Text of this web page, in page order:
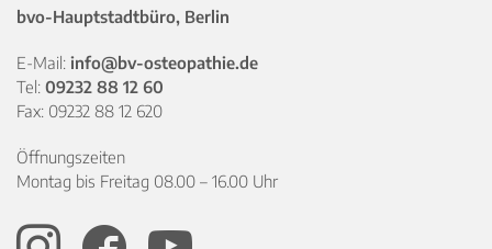
bvo-Hauptstadtbüro, Berlin
E-Mail: info@bv-osteopathie.de
Tel: 09232 88 12 60
Fax: 09232 88 12 620
Öffnungszeiten
Montag bis Freitag 08.00 – 16.00 Uhr